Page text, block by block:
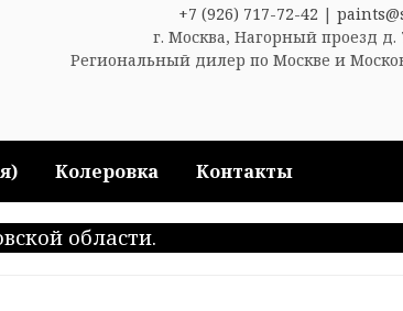
+7 (926) 717-72-42 |
г. Москва, Нагорный проезд д.
Региональный дилер по Москве и
Колеровка Контакты
области.